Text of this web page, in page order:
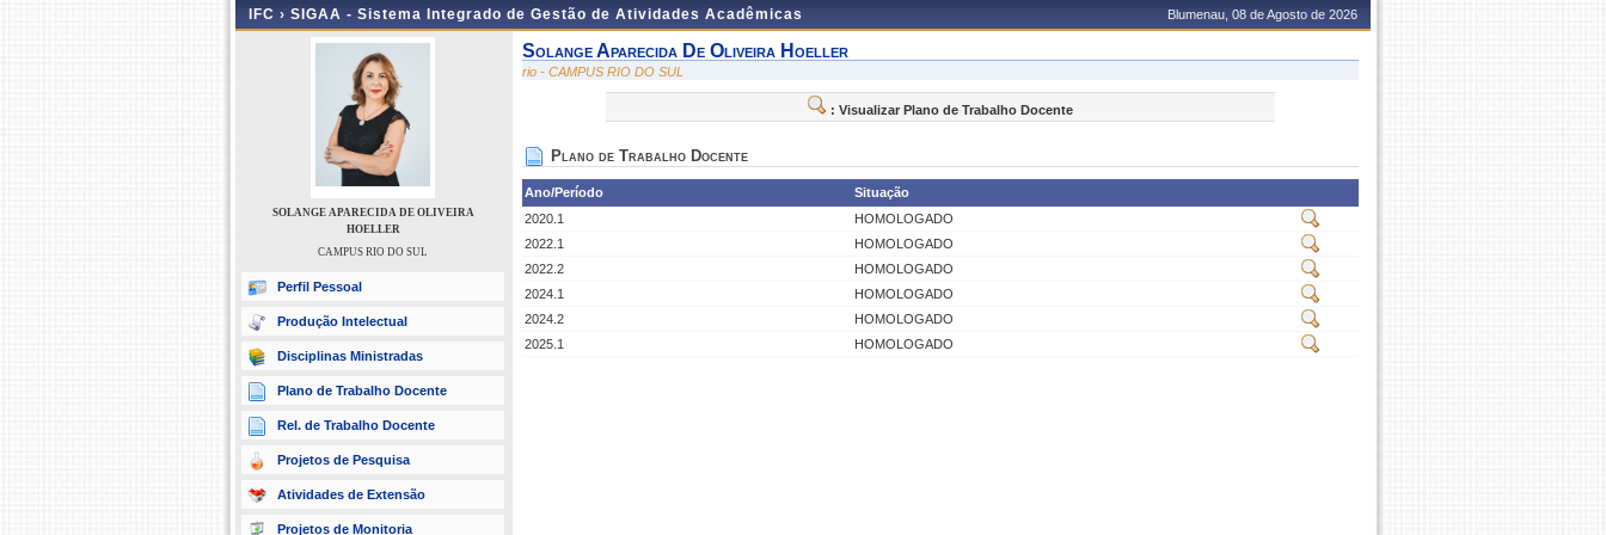
IFC › SIGAA - Sistema Integrado de Gestão de Atividades Acadêmicas Blumenau, 08 de Agosto de 2026
SOLANGE APARECIDA DE OLIVEIRA
HOELLER
CAMPUS RIO DO SUL
Perfil Pessoal
Produção Intelectual
Disciplinas Ministradas
Plano de Trabalho Docente
Rel. de Trabalho Docente
Projetos de Pesquisa
Atividades de Extensão
Projetos de Monitoria
Solange Aparecida De Oliveira Hoeller
rio - CAMPUS RIO DO SUL
: Visualizar Plano de Trabalho Docente
Plano de Trabalho Docente
Ano/Período
Situação
2020.1
HOMOLOGADO
2022.1
HOMOLOGADO
2022.2
HOMOLOGADO
2024.1
HOMOLOGADO
2024.2
HOMOLOGADO
2025.1
HOMOLOGADO